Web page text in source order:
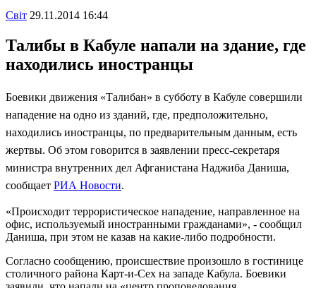
Свiт 29.11.2014 16:44
Талибы в Кабуле напали на здание, где
находились иностранцы
Боевики движения «Талибан» в субботу в Кабуле совершили
нападение на одно из зданий, где, предположительно,
находились иностранцы, по предварительным данным, есть
жертвы. Об этом говорится в заявлении пресс-секретаря
министра внутренних дел Афганистана Наджиба Даниша,
сообщает РИА Новости.
«Происходит террористическое нападение, направленное на
офис, используемый иностранными гражданами», - сообщил
Даниша, при этом не казав на какие-либо подробности.
Согласно сообщению, происшествие произошло в гостинице
столичного района Карт-и-Сех на западе Кабула. Боевики